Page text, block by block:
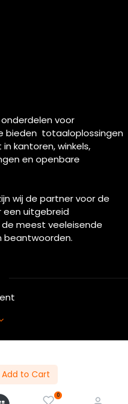
Add to Cart
0
voor
bieden totaaloplossingen
kantoren, winkels,
en openbare
wij de partner voor de
een uitgebreid
meest veeleisende
beantwoorden.